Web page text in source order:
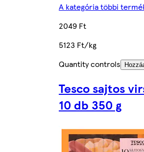
A kategória többi
2049 Ft
5123 Ft/kg
Quantity controls
Tesco sajtos
10 db 350 g